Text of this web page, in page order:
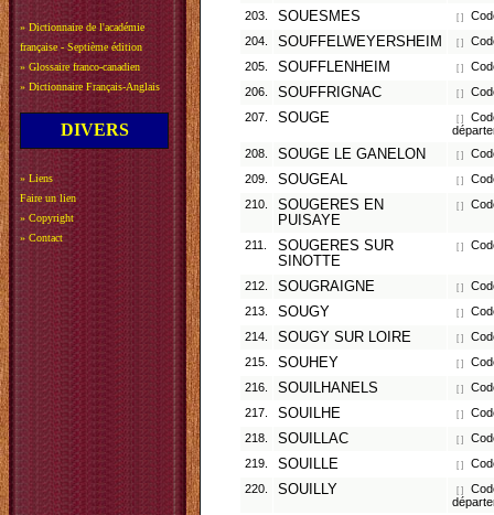
» Dictionnaire de l'académie
française - Septième édition
» Glossaire franco-canadien
» Dictionnaire Français-Anglais
DIVERS
» Liens
Faire un lien
» Copyright
» Contact
203.
SOUESMES [ ]
204.
SOUFFELWEYERSHEIM [ ]
205.
SOUFFLENHEIM [ ]
206.
SOUFFRIGNAC [ ]
207.
SOUGE [ ]
208.
SOUGE LE GANELON [ ]
209.
SOUGEAL [ ]
210.
SOUGERES EN
PUISAYE
[ ]
211.
SOUGERES SUR
SINOTTE
[ ]
212. SOUGRAIGNE [ ]
213.
SOUGY [ ]
214.
SOUGY SUR LOIRE [ ]
215.
SOUHEY [ ]
216.
SOUILHANELS [ ]
217.
SOUILHE [ ]
218.
SOUILLAC [ ]
219.
SOUILLE [ ]
220.
SOUILLY [ ]